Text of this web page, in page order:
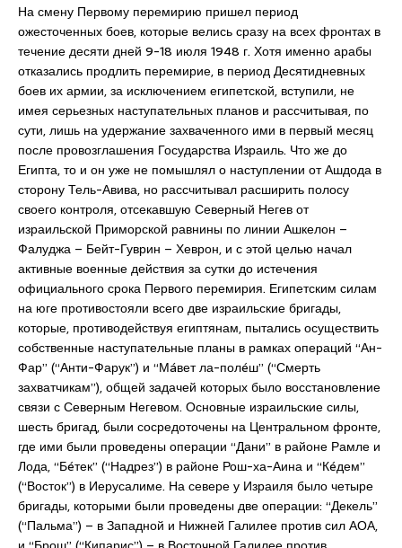
На смену Первому перемирию пришел период
ожесточенных боев, которые велись сразу на всех фронтах в
течение десяти дней 9-18 июля 1948 г. Хотя именно арабы
отказались продлить перемирие, в период Десятидневных
боев их армии, за исключением египетской, вступили, не
имея серьезных наступательных планов и рассчитывая, по
сути, лишь на удержание захваченного ими в первый месяц
после провозглашения Государства Израиль. Что же до
Египта, то и он уже не помышлял о наступлении от Ашдода в
сторону Тель-Авива, но рассчитывал расширить полосу
своего контроля, отсекавшую Северный Негев от
израильской Приморской равнины по линии Ашкелон –
Фалуджа – Бейт-Гуврин – Хеврон, и с этой целью начал
активные военные действия за сутки до истечения
официального срока Первого перемирия. Египетским силам
на юге противостояли всего две израильские бригады,
которые, противодействуя египтянам, пытались осуществить
собственные наступательные планы в рамках операций “Ан-
Фар” (“Анти-Фарук”) и “Мáвет ла-полéш” (“Смерть
захватчикам”), общей задачей которых было восстановление
связи с Северным Негевом. Основные израильские силы,
шесть бригад, были сосредоточены на Центральном фронте,
где ими были проведены операции “Дани” в районе Рамле и
Лода, “Бéтек” (“Надрез”) в районе Рош-ха-Аина и “Кéдем”
(“Восток”) в Иерусалиме. На севере у Израиля было четыре
бригады, которыми были проведены две операции: “Декель”
(“Пальма”) – в Западной и Нижней Галилее против сил АОА,